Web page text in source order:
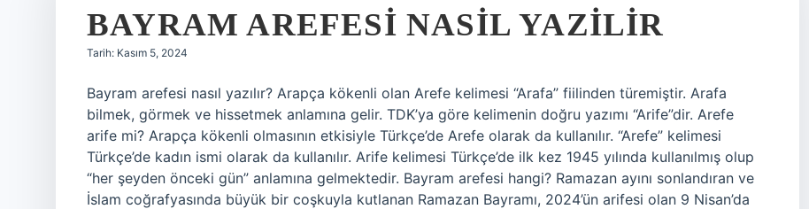
BAYRAM AREFESI NASIL YAZILIR
Tarih: Kasım 5, 2024
Bayram arefesi nasıl yazılır? Arapça kökenli olan Arefe kelimesi “Arafa” fiilinden türemiştir. Arafa
bilmek, görmek ve hissetmek anlamına gelir. TDK’ya göre kelimenin doğru yazımı “Arife”dir. Arefe
arife mi? Arapça kökenli olmasının etkisiyle Türkçe’de Arefe olarak da kullanılır. “Arefe” kelimesi
Türkçe’de kadın ismi olarak da kullanılır. Arife kelimesi Türkçe’de ilk kez 1945 yılında kullanılmış olup
“her şeyden önceki gün” anlamına gelmektedir. Bayram arefesi hangi? Ramazan ayını sonlandıran ve
İslam coğrafyasında büyük bir coşkuyla kutlanan Ramazan Bayramı, 2024’ün arifesi olan 9 Nisan’da